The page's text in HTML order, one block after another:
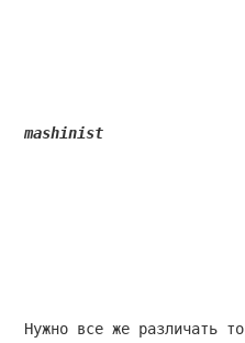
mashinist
Нужно все же различать